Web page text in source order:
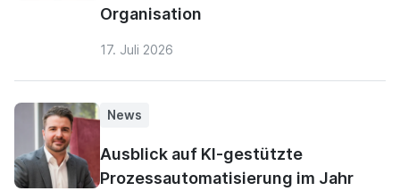
Organisation
17. Juli 2026
News
Ausblick auf KI-gestützte
Prozessautomatisierung im Jahr